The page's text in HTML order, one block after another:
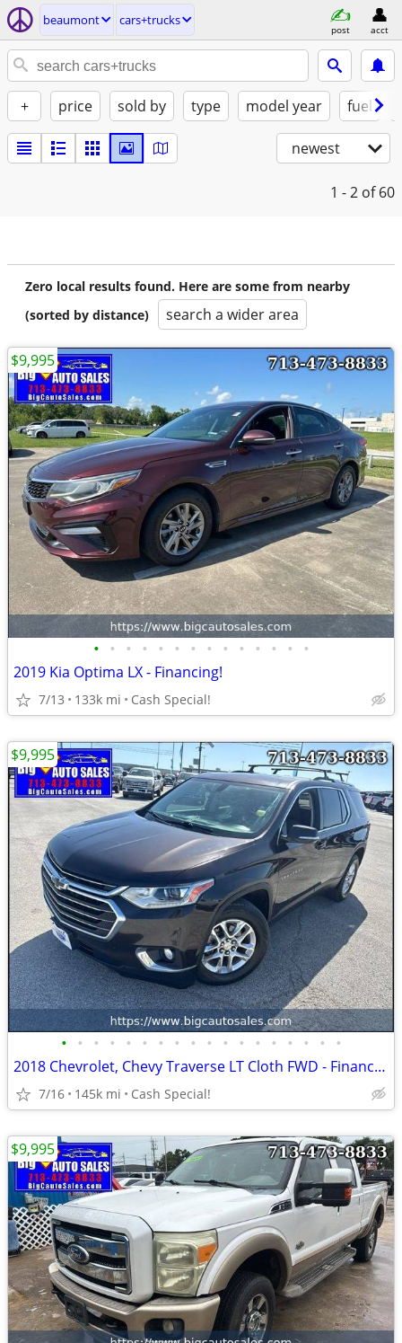
beaumont cars+trucks
post acct
+ price sold by type model year fuel
newest
1 - 2 of 60
Zero local results found. Here are some from nearby
(sorted by distance)
search a wider area
• • • • • • • • • • • • • •
2019 Kia Optima LX - Financing!
7/13 133k mi Cash Special!
$9,995
• • • • • • • • • • • • • • • • • •
2018 Chevrolet, Chevy Traverse LT Cloth FWD - Financing!
7/16 145k mi Cash Special!
$9,995
$9,995